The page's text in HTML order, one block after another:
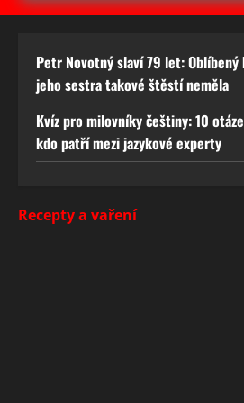
Petr Novotný slaví 79 let:
jeho sestra takové štěstí neměla
Kvíz pro milovníky češtiny: 10
kdo patří mezi jazykové experty
Recepty a vaření